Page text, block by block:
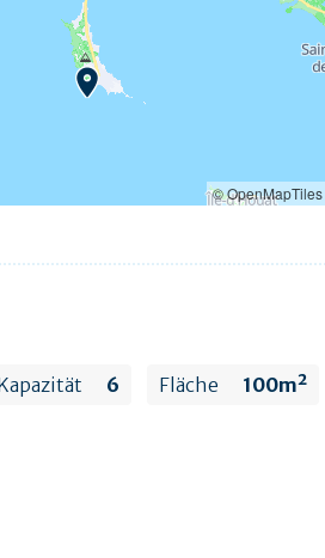
© OpenMapTiles
6 Fläche 100m²